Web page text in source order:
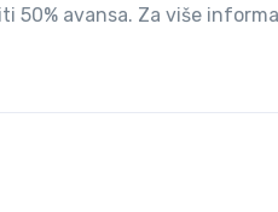
50% avansa. Za više